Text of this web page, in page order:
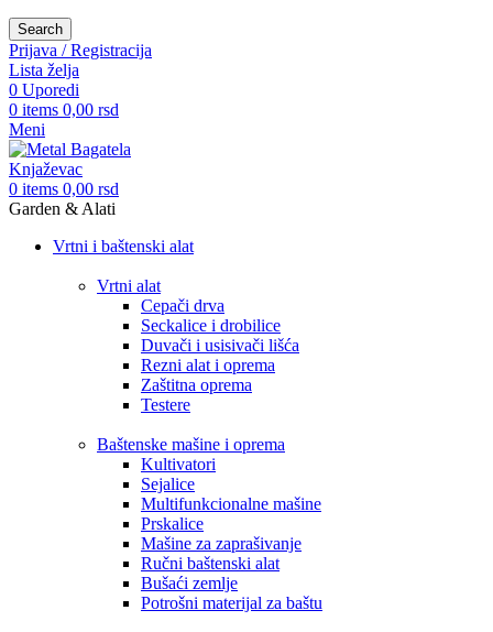
Search
Prijava / Registracija
Lista želja
0 Uporedi
0 items 0,00 rsd
Meni
0 items 0,00 rsd
Garden & Alati
Vrtni i baštenski alat
Vrtni alat
Cepači drva
Seckalice i drobilice
Duvači i usisivači lišća
Rezni alat i oprema
Zaštitna oprema
Testere
Baštenske mašine i oprema
Kultivatori
Sejalice
Multifunkcionalne mašine
Prskalice
Mašine za zaprašivanje
Ručni baštenski alat
Bušaći zemlje
Potrošni materijal za baštu